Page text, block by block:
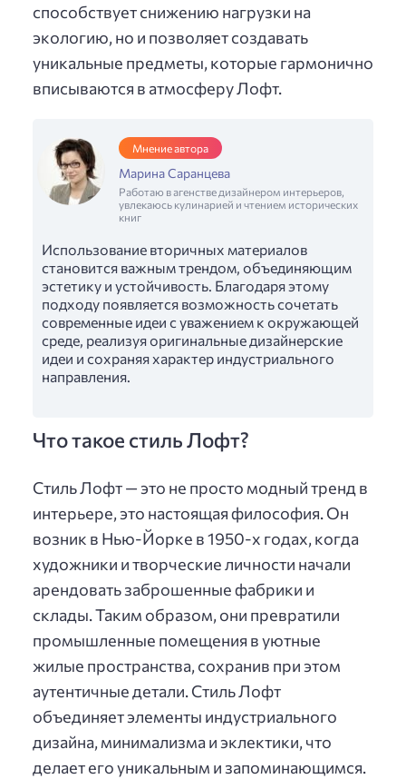
способствует снижению нагрузки на
экологию, но и позволяет создавать
уникальные предметы, которые гармонично
вписываются в атмосферу Лофт.
Мнение автора
Марина Саранцева
Работаю в агенстве дизайнером интерьеров,
увлекаюсь кулинарией и чтением исторических
книг
Использование вторичных материалов
становится важным трендом, объединяющим
эстетику и устойчивость. Благодаря этому
подходу появляется возможность сочетать
современные идеи с уважением к окружающей
среде, реализуя оригинальные дизайнерские
идеи и сохраняя характер индустриального
направления.
Что такое стиль Лофт?
Стиль Лофт — это не просто модный тренд в
интерьере, это настоящая философия. Он
возник в Нью-Йорке в 1950-х годах, когда
художники и творческие личности начали
арендовать заброшенные фабрики и
склады. Таким образом, они превратили
промышленные помещения в уютные
жилые пространства, сохранив при этом
аутентичные детали. Стиль Лофт
объединяет элементы индустриального
дизайна, минимализма и эклектики, что
делает его уникальным и запоминающимся.